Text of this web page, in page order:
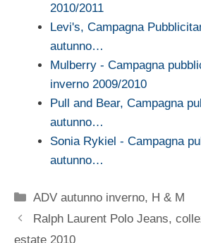
2010/2011
Levi's, Campagna
autunno…
Mulberry - Campagna
inverno 2009/2010
Pull and Bear, Campagna
autunno…
Sonia Rykiel - Campagna
autunno…
Categorie
ADV autunno inverno, H & M
Ralph Laurent Polo Jeans,
estate 2010